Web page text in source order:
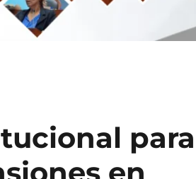
para